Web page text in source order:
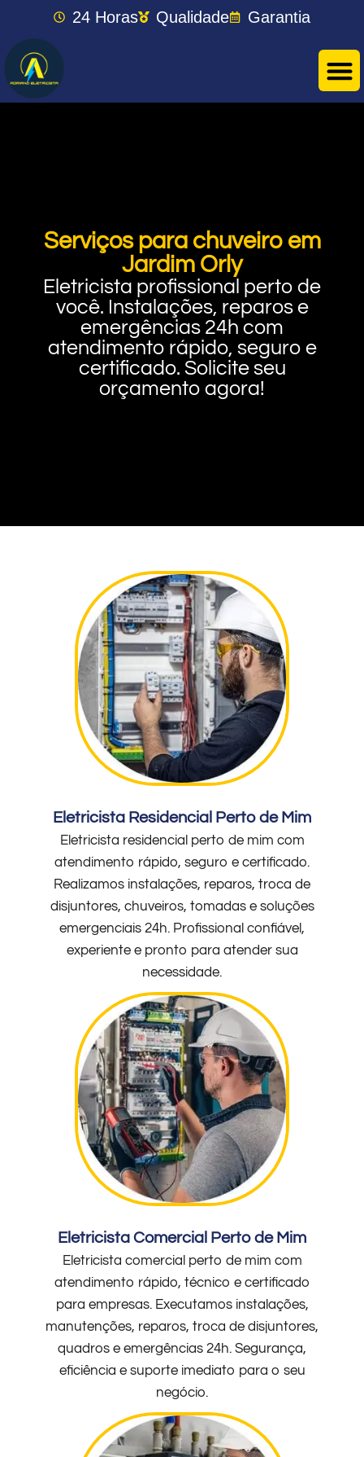
24 Horas Qualidade Garantia
Serviços para chuveiro em
Jardim Orly
Eletricista profissional perto de
você. Instalações, reparos e
emergências 24h com
atendimento rápido, seguro e
certificado. Solicite seu
orçamento agora!
Eletricista Residencial Perto de Mim
Eletricista residencial perto de mim com
atendimento rápido, seguro e certificado.
Realizamos instalações, reparos, troca de
disjuntores, chuveiros, tomadas e soluções
emergenciais 24h. Profissional confiável,
experiente e pronto para atender sua
necessidade.
Eletricista Comercial Perto de Mim
Eletricista comercial perto de mim com
atendimento rápido, técnico e certificado
para empresas. Executamos instalações,
manutenções, reparos, troca de disjuntores,
quadros e emergências 24h. Segurança,
eficiência e suporte imediato para o seu
negócio.